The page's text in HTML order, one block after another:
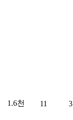
1.6천 11 3